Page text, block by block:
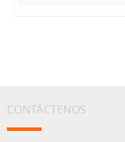
CONTÁCTENOS